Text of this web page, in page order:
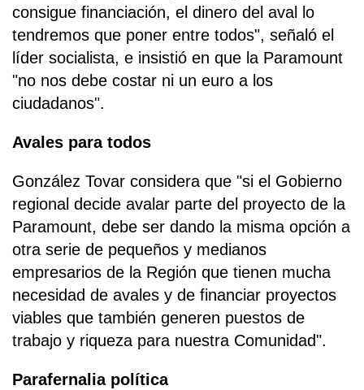
consigue financiación, el dinero del aval lo
tendremos que poner entre todos", señaló el
líder socialista, e insistió en que la Paramount
"no nos debe costar ni un euro a los
ciudadanos".
Avales para todos
González Tovar considera que "si el Gobierno
regional decide avalar parte del proyecto de la
Paramount, debe ser dando la misma opción a
otra serie de pequeños y medianos
empresarios de la Región que tienen mucha
necesidad de avales y de financiar proyectos
viables que también generen puestos de
trabajo y riqueza para nuestra Comunidad".
Parafernalia política